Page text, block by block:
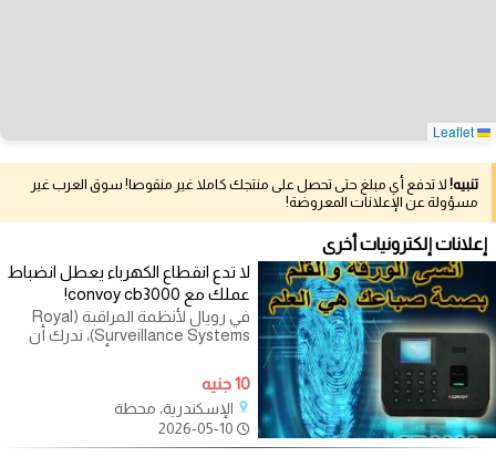
تنبيه! لا تدفع أي مبلغ حتى تحصل على منتجك كاملا غير منقوصا! سوق العرب غير
مسؤولة عن الإعلانات المعروضة!
إعلانات إلكترونيات أخرى
لا تدع انقطاع الكهرباء يعطل انضباط
عملك مع convoy cb3000!
في رويال لأنظمة المراقبة (Royal
Surveillance Systems)، ندرك أن
لذا نقدم لكم
10 جنيه
الإسكندرية، محطة